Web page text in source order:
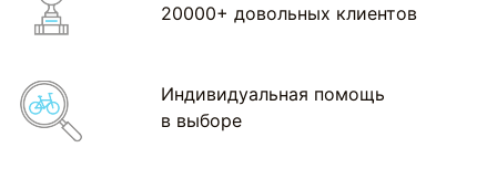
20000+ довольных клиентов
Индивидуальная помощь
в выборе